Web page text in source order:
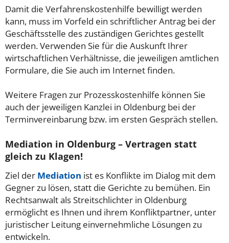
Damit die Verfahrenskostenhilfe bewilligt werden
kann, muss im Vorfeld ein schriftlicher Antrag bei der
Geschäftsstelle des zuständigen Gerichtes gestellt
werden. Verwenden Sie für die Auskunft Ihrer
wirtschaftlichen Verhältnisse, die jeweiligen amtlichen
Formulare, die Sie auch im Internet finden.
Weitere Fragen zur Prozesskostenhilfe können Sie
auch der jeweiligen Kanzlei in Oldenburg bei der
Terminvereinbarung bzw. im ersten Gespräch stellen.
Mediation in Oldenburg – Vertragen statt
gleich zu Klagen!
Ziel der Mediation ist es Konflikte im Dialog mit dem
Gegner zu lösen, statt die Gerichte zu bemühen. Ein
Rechtsanwalt als Streitschlichter in Oldenburg
ermöglicht es Ihnen und ihrem Konfliktpartner, unter
juristischer Leitung einvernehmliche Lösungen zu
entwickeln.